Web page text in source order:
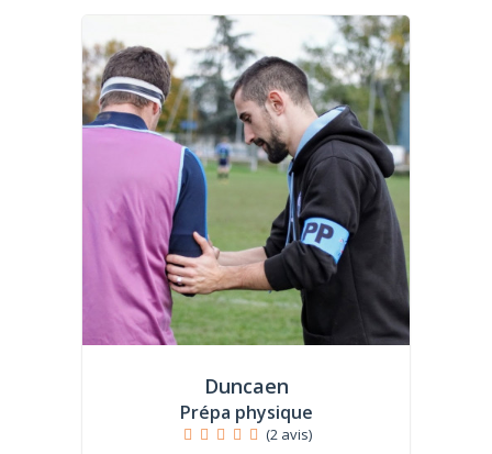
Duncaen
Prépa physique
(2 avis)